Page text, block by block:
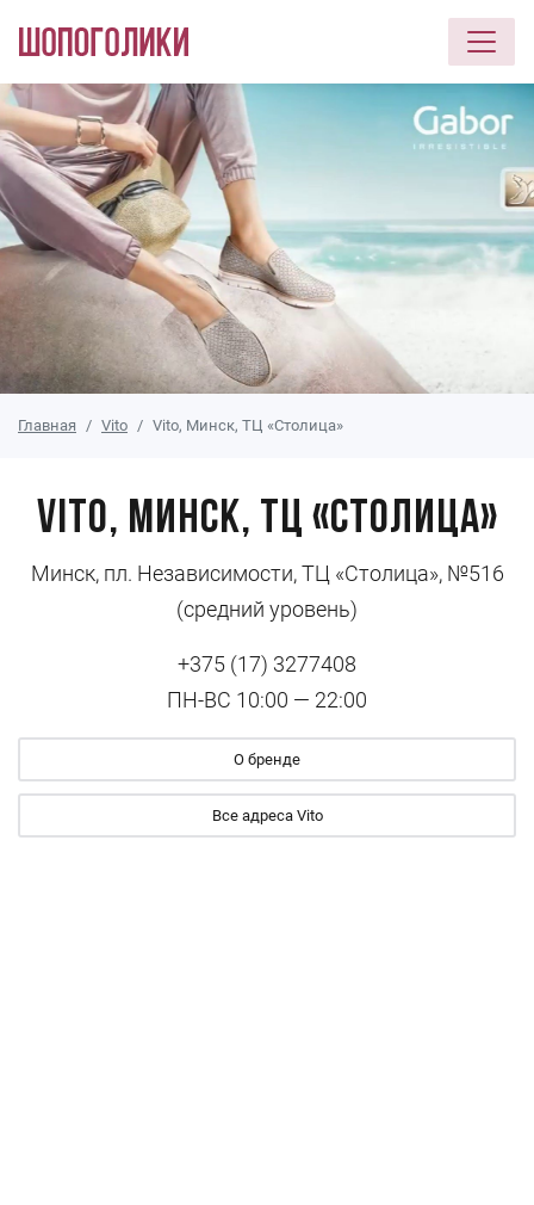
Перейти к основному содержанию
Главная Vito Vito, Минск, ТЦ «Столица»
Vito, Минск, ТЦ «Столица»
Минск, пл. Независимости, ТЦ «Столица», №516
(средний уровень)
+375 (17) 3277408
ПН-ВС 10:00 — 22:00
О бренде
Все адреса Vito